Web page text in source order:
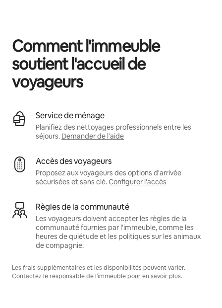
Comment l'immeuble
soutient l'accueil de
voyageurs
Service de ménage
Planifiez des nettoyages professionnels entre les
séjours. Demander de l'aide
Accès des voyageurs
Proposez aux voyageurs des options d'arrivée
sécurisées et sans clé.Configurer l'accès
Règles de la communauté
Les voyageurs doivent accepter les règles de la
communauté fournies par l'immeuble, comme les
heures de quiétude et les politiques sur les animaux
de compagnie.
Les frais supplémentaires et les disponibilités peuvent varier.
Contactez le responsable de l'immeuble pour en savoir plus.